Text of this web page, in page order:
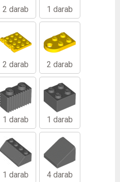
2 darab 1 darab
2 darab 2 darab
1 darab 1 darab
1 darab 4 darab